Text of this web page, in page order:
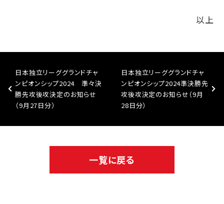
以上
日本独立リーググランドチャ
ンピオンシップ2024 準々決
勝先攻後攻決定のお知らせ
（9月27日分）
日本独立リーググランドチャ
ンピオンシップ2024準決勝先
攻後攻決定のお知らせ（9月
28日分）
一覧に戻る